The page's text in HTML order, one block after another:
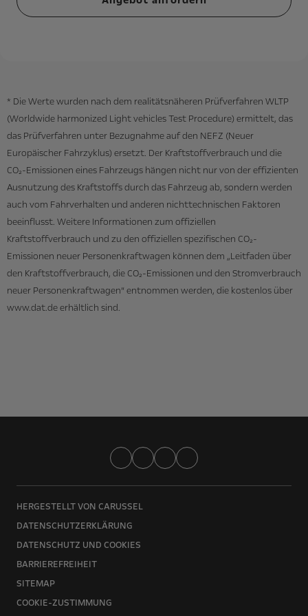
* Die Werte wurden nach dem realitätsnäheren Prüfverfahren WLTP
(Worldwide harmonized Light vehicles Test Procedure) ermittelt, das
das Prüfverfahren unter Bezugnahme auf den NEFZ (Neuer
Europäischer Fahrzyklus) ersetzt. Der Kraftstoffverbrauch und die
CO₂-Emissionen eines Fahrzeugs hängen nicht nur von der effizienten
Ausnutzung des Kraftstoffs durch das Fahrzeug ab, sondern werden
auch vom Fahrverhalten und anderen nichttechnischen Faktoren
beeinflusst. Weitere Informationen zum offiziellen
Kraftstoffverbrauch und zu den offiziellen spezifischen CO₂-
Emissionen neuer Personenkraftwagen können dem „Leitfaden über
den Kraftstoffverbrauch, die CO₂-Emissionen und den Stromverbrauch
neuer Personenkraftwagen“ entnommen werden, die kostenlos über
www.dat.de erhältlich sind.
HERGESTELLT VON CARUSSEL
DATENSCHUTZERKLÄRUNG
DATENSCHUTZ UND COOKIES
BARRIEREFREIHEIT
SITEMAP
COOKIE-ZUSTIMMUNG